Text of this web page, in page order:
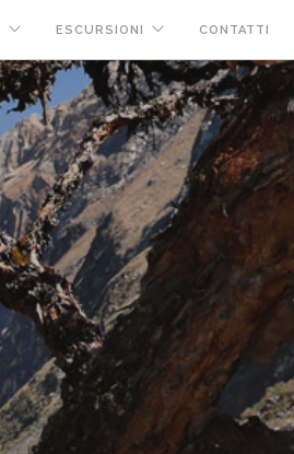
ESCURSIONI CONTATTI